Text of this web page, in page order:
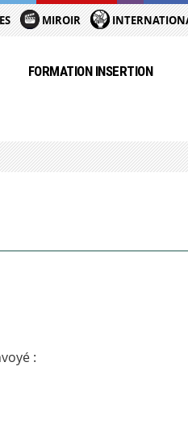
MIROIR
FORMATION INSERTION
: